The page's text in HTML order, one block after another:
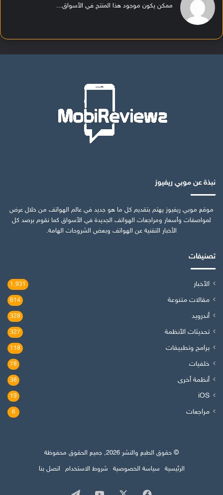
ممكن يكون موجود هذا المنتج في الأسواق...
نبذة عن موبي ريفيوز
موقع موبي ريفيوز يهتم بتقديم كل ما هو جديد في عالم الهواتف من خلال عرض
لمواصفات وأسعار ومراجعات الهواتف الجديدة في الأسواق كما نقوم برصد كل
الأخبار التقنية عن الهواتف وبعض الشروحات الهامة.
تصنيفات
الأخبار 1٬931
مقالات متنوعة 614
أندرويد 328
تحديثات الأنظمة 327
برامج وتطبيقات 118
خلفيات 78
أنظمة أخرى 38
iOS
19
مراجعات 6
© حقوق الطبع والنشر 2026, جميع الحقوق محفوظة
الرئيسية
سياسة الخصوصية شروط الاستخدام اتصل بنا